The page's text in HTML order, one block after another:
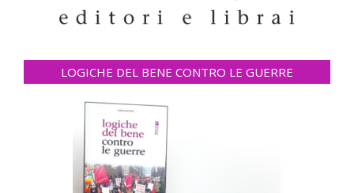
LOGICHE DEL BENE CONTRO LE GUERRE